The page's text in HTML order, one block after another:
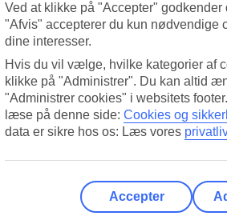
Ved at klikke på "Accepter"
"Afvis" accepterer du kun nødvendige
dine interesser.
Hvis du vil vælge, hvilke kategorier af
klikke på "Administrer". Du kan altid
"Administrer cookies" i websitets
læse på denne side: Cookies og
data er sikre hos os: Læs vores
Accepter